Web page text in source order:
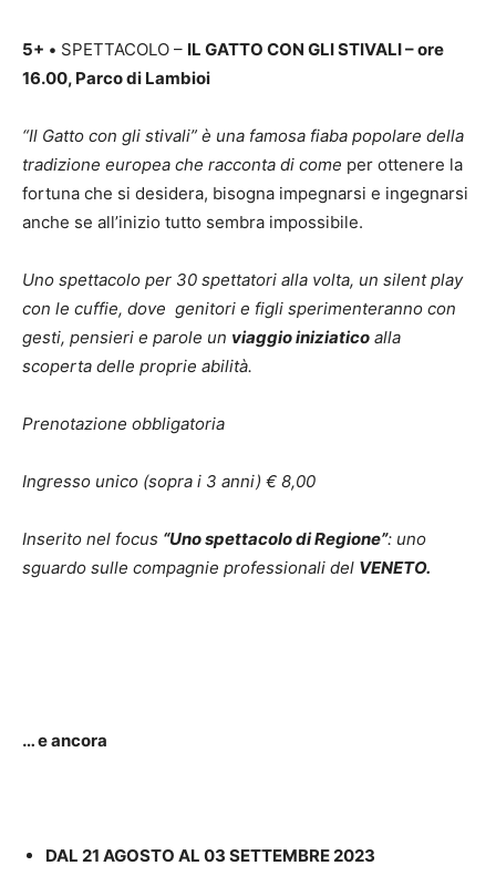
5+ • SPETTACOLO – IL GATTO CON GLI STIVALI – ore
16.00, Parco di Lambioi
“Il Gatto con gli stivali” è una famosa fiaba popolare della
tradizione europea che racconta di come per ottenere la
fortuna che si desidera, bisogna impegnarsi e ingegnarsi
anche se all’inizio tutto sembra impossibile.
Uno spettacolo per 30 spettatori alla volta, un silent play
con le cuffie, dove genitori e figli sperimenteranno con
gesti, pensieri e parole un viaggio iniziatico alla
scoperta delle proprie abilità.
Prenotazione obbligatoria
Ingresso unico (sopra i 3 anni) € 8,00
Inserito nel focus “Uno spettacolo di Regione”: uno
sguardo sulle compagnie professionali del VENETO.
… e ancora
DAL 21 AGOSTO AL 03 SETTEMBRE 2023